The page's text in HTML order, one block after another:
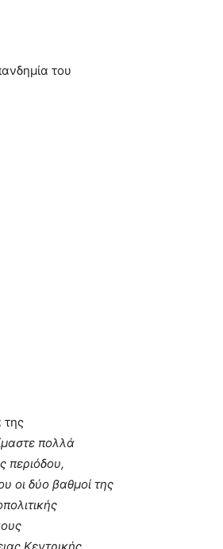
του
της
πολλά
περιόδου,
οι δύο βαθμοί της